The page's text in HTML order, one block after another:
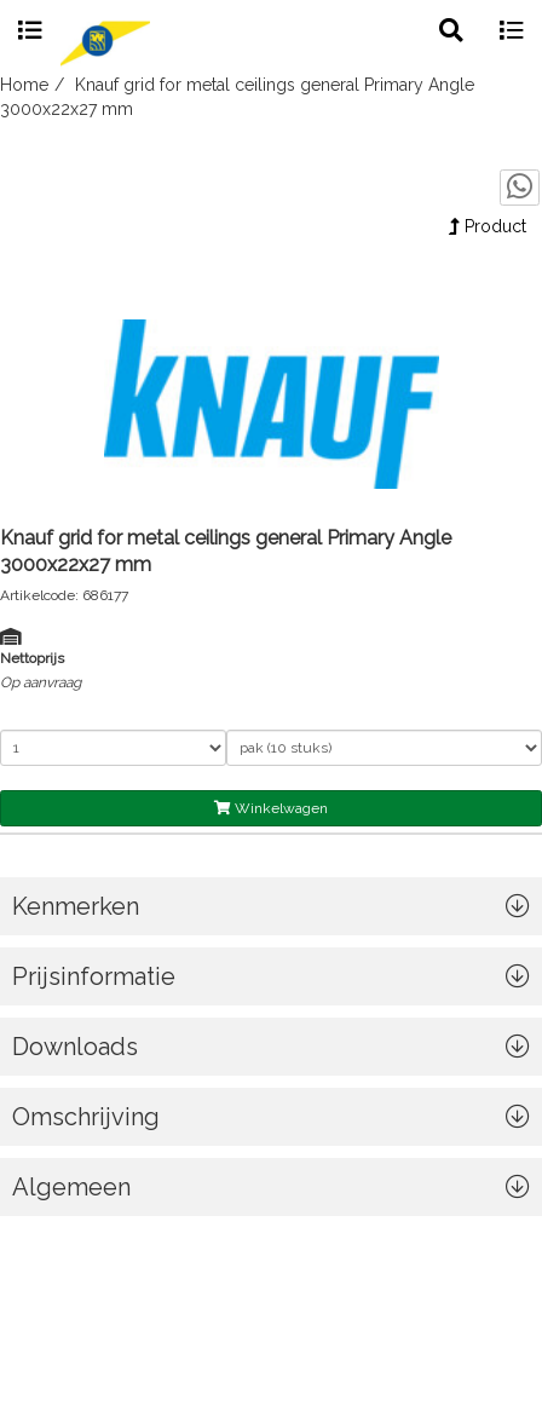
Skip
to
search
Home
Knauf grid for metal ceilings general Primary Angle
3000x22x27 mm
Product
Knauf grid for metal ceilings general Primary Angle
3000x22x27 mm
Artikelcode: 686177
Nettoprijs
Op aanvraag
Winkelwagen
Kenmerken
Prijsinformatie
Downloads
Omschrijving
Algemeen